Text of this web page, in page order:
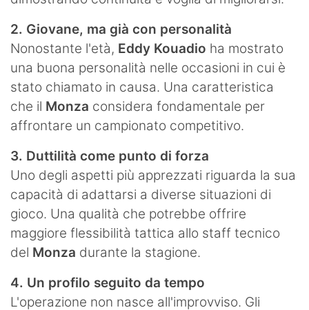
2. Giovane, ma già con personalità
Nonostante l'età, Eddy Kouadio ha mostrato
una buona personalità nelle occasioni in cui è
stato chiamato in causa. Una caratteristica
che il Monza considera fondamentale per
affrontare un campionato competitivo.
3. Duttilità come punto di forza
Uno degli aspetti più apprezzati riguarda la sua
capacità di adattarsi a diverse situazioni di
gioco. Una qualità che potrebbe offrire
maggiore flessibilità tattica allo staff tecnico
del Monza durante la stagione.
4. Un profilo seguito da tempo
L'operazione non nasce all'improvviso. Gli